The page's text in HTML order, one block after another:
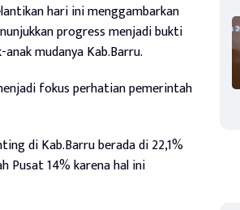
hari ini menggambarkan
progress menjadi bukti
mudanya Kab.Barru.
fokus perhatian pemerintah
di Kab.Barru berada di 22,1%
Pusat 14% karena hal ini